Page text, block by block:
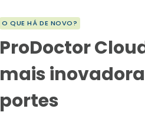
O QUE HÁ DE NOVO?
ProDoctor
mais
portes